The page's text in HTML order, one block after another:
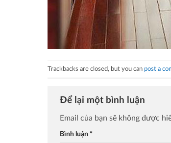
Trackbacks are closed, but you can post a
Để lại một bình luận
Email của bạn sẽ không được
Bình luận *